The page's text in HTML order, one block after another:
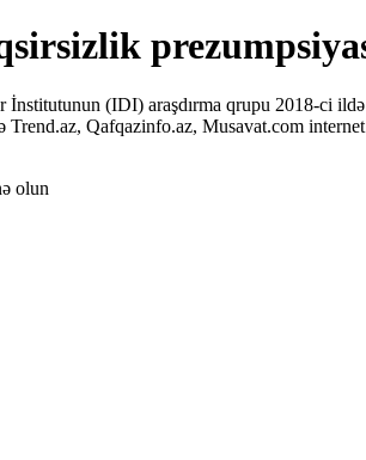
(IDI) araşdırma qrupu 2018-ci
Qafqazinfo.az, Musavat.com
olun